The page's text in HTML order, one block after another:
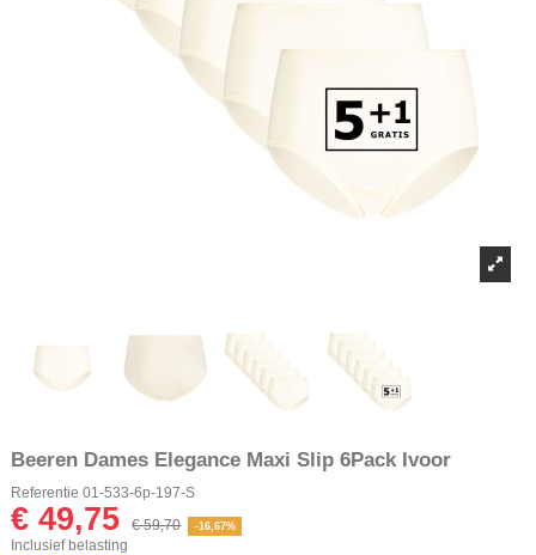
Beeren Dames Elegance Maxi Slip 6Pack Ivoor
Referentie 01-533-6p-197-S
€ 49,75 € 59,70 -16,67%
Inclusief belasting